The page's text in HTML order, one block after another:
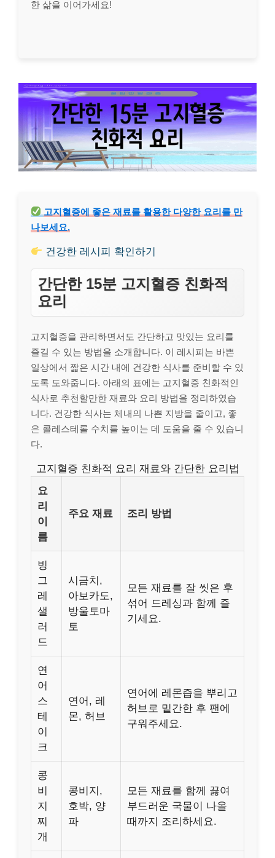
한 삶을 이어가세요!
고지혈증에 좋은 재료를 활용한 다양한 요리를 만
나보세요.
건강한 레시피 확인하기
간단한 15분 고지혈증 친화적
요리
고지혈증을 관리하면서도 간단하고 맛있는 요리를
즐길 수 있는 방법을 소개합니다. 이 레시피는 바쁜
일상에서 짧은 시간 내에 건강한 식사를 준비할 수 있
도록 도와줍니다. 아래의 표에는 고지혈증 친화적인
식사로 추천할만한 재료와 요리 방법을 정리하였습
니다. 건강한 식사는 체내의 나쁜 지방을 줄이고, 좋
은 콜레스테롤 수치를 높이는 데 도움을 줄 수 있습니
다.
고지혈증 친화적 요리 재료와 간단한 요리법
요
리
이
름
주요 재료 조리 방법
빙
그
레
샐
러
드
시금치,
아보카도,
방울토마
토
모든 재료를 잘 씻은 후
섞어 드레싱과 함께 즐
기세요.
연
어
스
테
이
크
연어, 레
몬, 허브
연어에 레몬즙을 뿌리고
허브로 밑간한 후 팬에
구워주세요.
콩
비
지
찌
개
콩비지,
호박, 양
파
모든 재료를 함께 끓여
부드러운 국물이 나올
때까지 조리하세요.